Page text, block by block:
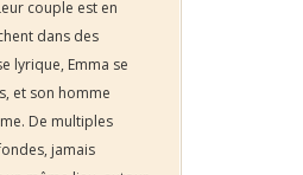
couple est en
dans des
lyrique, Emma se
et son homme
De multiples
jamais